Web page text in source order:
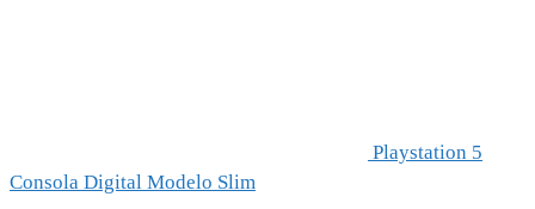
Playstation 5
Consola Digital Modelo Slim